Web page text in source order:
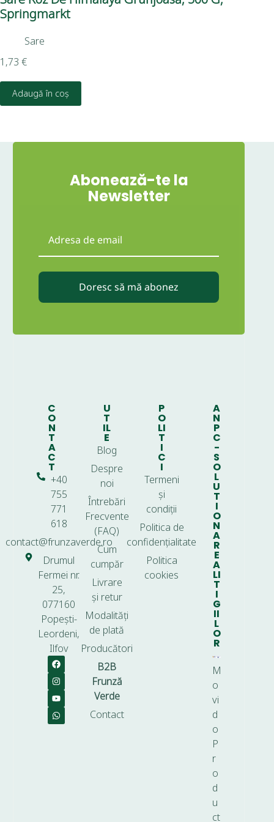
Springmarkt
Sare
1,73 €
Adaugă în coș
Abonează-te la
Newsletter
Doresc să mă abonez
C
O
N
T
A
C
T
+40
755
771
618
contact@frunzaverde.ro
Drumul
Fermei nr.
25,
077160
Popești-
Leordeni,
Ilfov
U
T
IL
E
Blog
Despre
noi
Întrebări
Frecvente
(FAQ)
Cum
cumpăr
Livrare
și retur
Modalități
de plată
Producători
B2B
Frunză
Verde
Contact
P
O
LI
T
I
C
I
Termeni
și
condiții
Politica de
confidențialitate
Politica
cookies
A
N
P
C
-
S
O
L
U
T
I
O
N
A
R
E
A
LI
T
I
G
II
L
O
R
M
o
vi
d
o
P
r
o
d
u
ct